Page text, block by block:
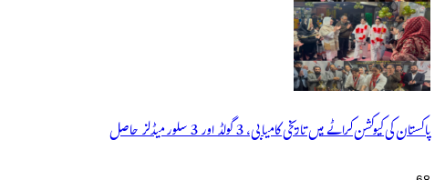
پاکستان کی کیوکشن کراٹے میں تاریخی کامیابی، 3 گولڈ اور 3 سلور میڈلز حاصل